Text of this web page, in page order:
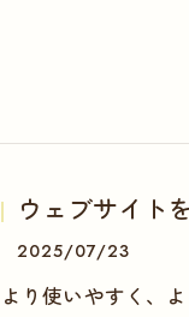
ウェブサイト
2025/07/23
より使いやすく、